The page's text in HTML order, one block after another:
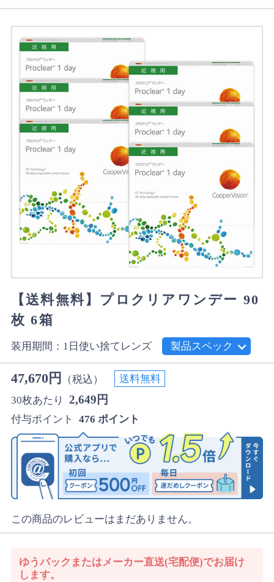
【送料無料】プロクリアワンデー 90
枚 6箱
装用期間：1日使い捨てレンズ 製品スペック
47,670円 （税込）
送料無料
30枚あたり
2,649円
付与ポイント 476 ポイント
この商品のレビューはまだありません。
ゆうパックまたはメーカー直送(宅配便)でお届け
します。